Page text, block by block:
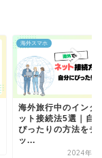
海外スマホ
海外旅行中のインタ
ット接続法5選｜自
ぴったりの方法をチ
ッ...
2024年11